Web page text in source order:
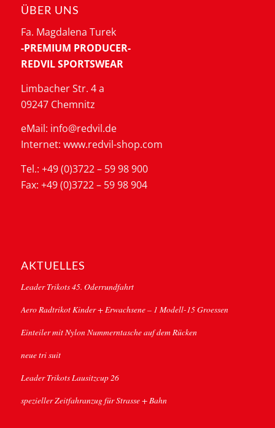
ÜBER UNS
Fa. Magdalena Turek
-PREMIUM PRODUCER-
REDVIL SPORTSWEAR
Limbacher Str. 4 a
09247 Chemnitz
eMail: info@redvil.de
Internet: www.redvil-shop.com
Tel.: +49 (0)3722 – 59 98 900
Fax: +49 (0)3722 – 59 98 904
AKTUELLES
Leader Trikots 45. Oderrundfahrt
Aero Radtrikot Kinder + Erwachsene – 1 Modell-15 Groessen
Einteiler mit Nylon Nummerntasche auf dem Rücken
neue tri suit
Leader Trikots Lausitzcup 26
spezieller Zeitfahranzug für Strasse + Bahn